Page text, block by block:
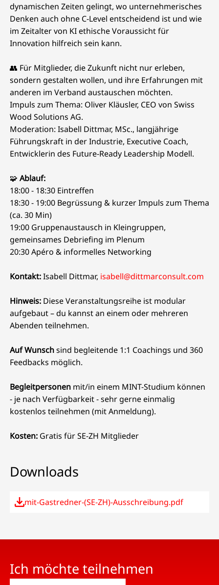
dynamischen Zeiten gelingt, wo unternehmerisches
Denken auch ohne C-Level entscheidend ist und wie
im Zeitalter von KI ethische Voraussicht für
Innovation hilfreich sein kann.
👥 Für Mitglieder, die Zukunft nicht nur erleben,
sondern gestalten wollen, und ihre Erfahrungen mit
anderen im Verband austauschen möchten.
Impuls zum Thema: Oliver Kläusler, CEO von Swiss
Wood Solutions AG.
Moderation: Isabell Dittmar, MSc., langjährige
Führungskraft in der Industrie, Executive Coach,
Entwicklerin des Future-Ready Leadership Modell.
🧩 Ablauf:
18:00 - 18:30 Eintreffen
18:30 - 19:00 Begrüssung & kurzer Impuls zum Thema
(ca. 30 Min)
19:00 Gruppenaustausch in Kleingruppen,
gemeinsames Debriefing im Plenum
20:30 Apéro & informelles Networking
Kontakt:Isabell Dittmar, isabell@dittmarconsult.com
Hinweis: Diese Veranstaltungsreihe ist modular
aufgebaut – du kannst an einem oder mehreren
Abenden teilnehmen.
Auf Wunschsind begleitende 1:1 Coachings und 360
Feedbacks möglich.
Begleitpersonen mit/in einem MINT-Studium können
- je nach Verfügbarkeit - sehr gerne einmalig
kostenlos teilnehmen (mit Anmeldung).
Kosten: Gratis für SE-ZH Mitglieder
Downloads
mit-Gastredner-(SE-ZH)-Ausschreibung.pdf
Ich möchte teilnehmen